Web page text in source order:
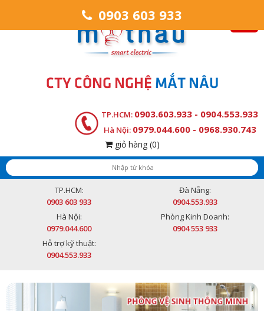
CTY CÔNG NGHỆ MẮT NÂU
TP.HCM: 0903.603.933 - 0904.553.933
Hà Nội: 0979.044.600 - 0968.930.743
giỏ hàng (0)
TP.HCM:
0903 603 933
Đà Nẵng:
0904.553.933
Hà Nội:
0979.044.600
Phòng Kinh Doanh:
0904 553 933
Hỗ trợ kỹ thuật:
0904.553.933
0903 603 933